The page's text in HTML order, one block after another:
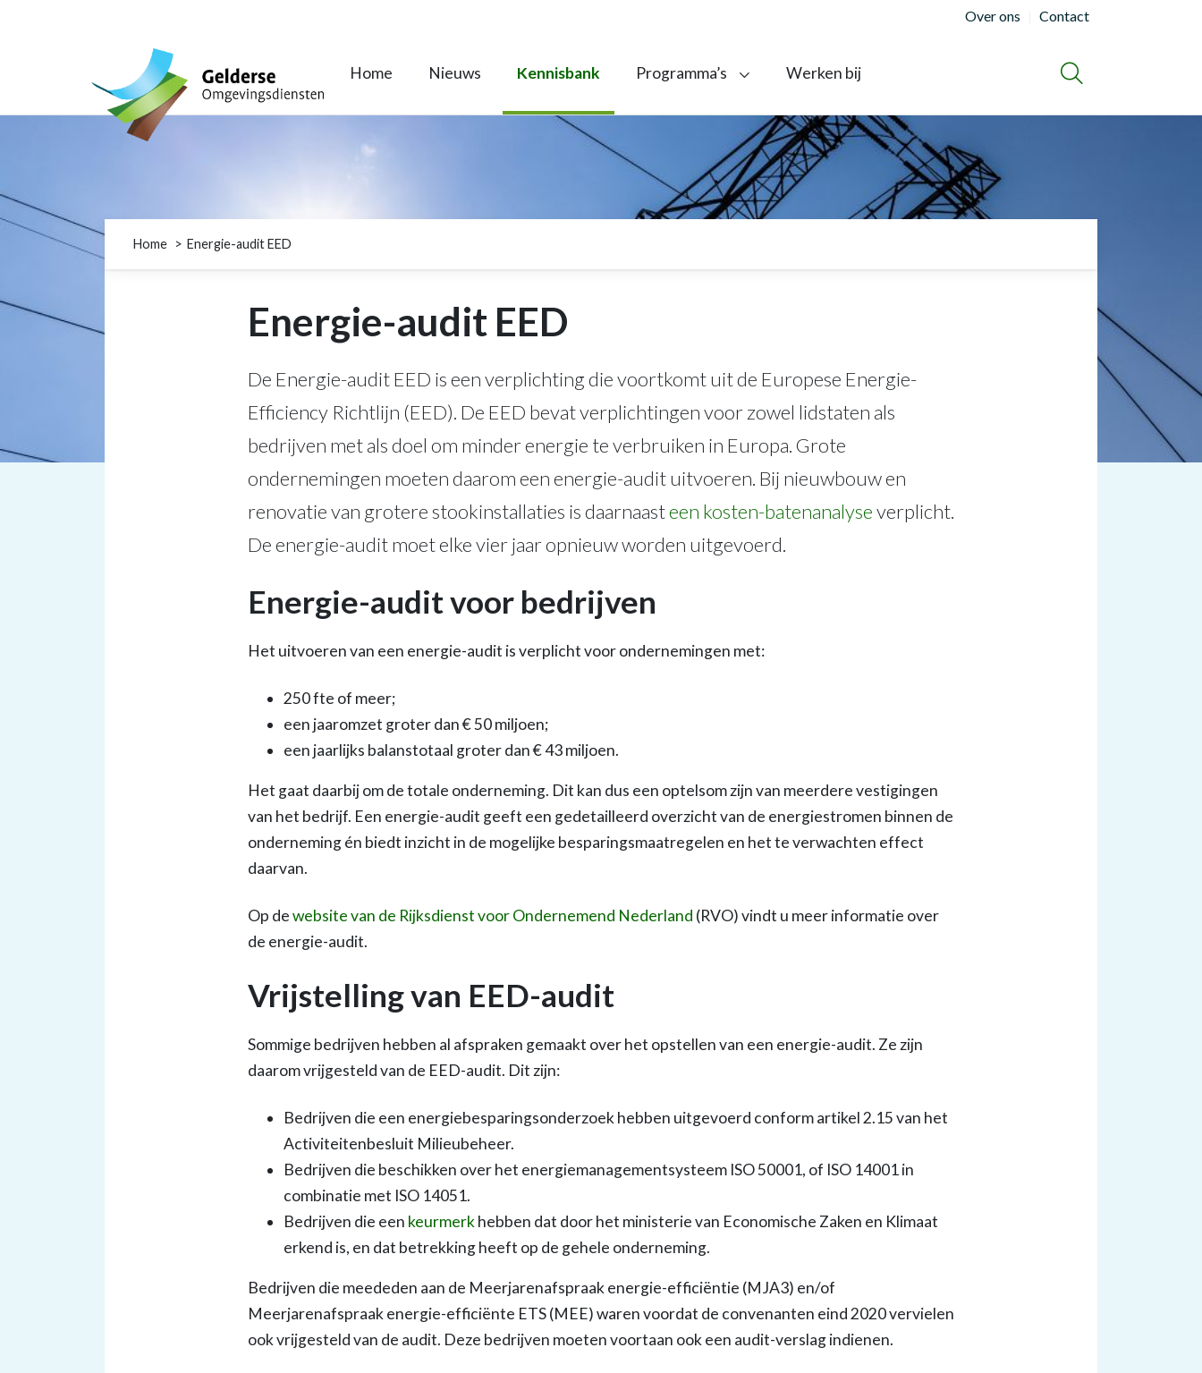
Over ons Contact
Gelderse Omgevingsdiensten
Home Nieuws Kennisbank Programma’s Werken bij ZOEKEN
Home Energie-audit EED
Energie-audit EED
De Energie-audit EED is een verplichting die voortkomt uit de Europese Energie-
Efficiency Richtlijn (EED). De EED bevat verplichtingen voor zowel lidstaten als
bedrijven met als doel om minder energie te verbruiken in Europa. Grote
ondernemingen moeten daarom een energie-audit uitvoeren. Bij nieuwbouw en
renovatie van grotere stookinstallaties is daarnaasteen kosten-batenanalyseverplicht.
De energie-audit moet elke vier jaar opnieuw worden uitgevoerd.
Energie-audit voor bedrijven
Het uitvoeren van een energie-audit is verplicht voor ondernemingen met:
250 fte of meer;
een jaaromzet groter dan € 50 miljoen;
een jaarlijks balanstotaal groter dan € 43 miljoen.
Het gaat daarbij om de totale onderneming. Dit kan dus een optelsom zijn van meerdere vestigingen
van het bedrijf. Een energie-audit geeft een gedetailleerd overzicht van de energiestromen binnen de
onderneming én biedt inzicht in de mogelijke besparingsmaatregelen en het te verwachten effect
daarvan.
Op dewebsite van de Rijksdienst voor Ondernemend Nederland (RVO) vindt u meer informatie over
de energie-audit.
Vrijstelling van EED-audit
Sommige bedrijven hebben al afspraken gemaakt over het opstellen van een energie-audit. Ze zijn
daarom vrijgesteld van de EED-audit. Dit zijn:
Bedrijven die een energiebesparingsonderzoek hebben uitgevoerd conform artikel 2.15 van het
Activiteitenbesluit Milieubeheer.
Bedrijven die beschikken over het energiemanagementsysteem ISO 50001, of ISO 14001 in
combinatie met ISO 14051.
Bedrijven die een keurmerkhebben dat door het ministerie van Economische Zaken en Klimaat
erkend is, en dat betrekking heeft op de gehele onderneming.
Bedrijven die meededen aan de Meerjarenafspraak energie-efficiëntie (MJA3) en/of
Meerjarenafspraak energie-efficiënte ETS (MEE) waren voordat de convenanten eind 2020 vervielen
ook vrijgesteld van de audit. Deze bedrijven moeten voortaan ook een audit-verslag indienen.